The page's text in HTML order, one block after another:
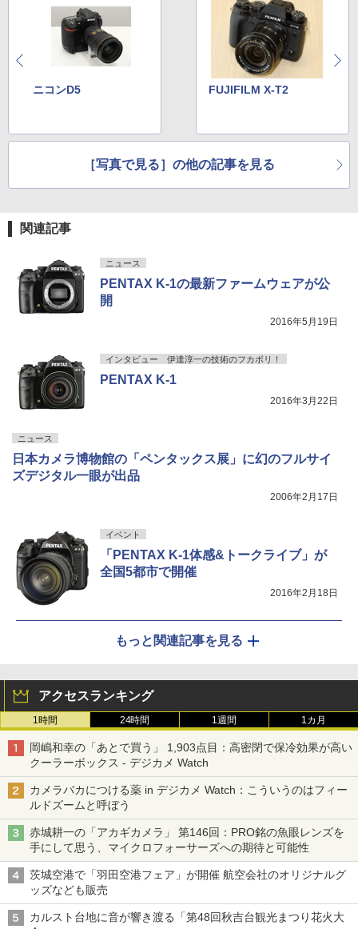
ニコンD5 FUJIFILM X-T2
［写真で見る］の他の記事を見る
関連記事
ニュース
PENTAX K-1の最新ファームウェアが公
開
2016年5月19日
インタビュー 伊達淳一の技術のフカボリ！
PENTAX K-1
2016年3月22日
ニュース
日本カメラ博物館の「ペンタックス展」に幻のフルサイ
ズデジタル一眼が出品
2006年2月17日
イベント
「PENTAX K-1体感&トークライブ」が
全国5都市で開催
2016年2月18日
もっと関連記事を見る
アクセスランキング
1時間 24時間 1週間 1カ月
岡嶋和幸の「あとで買う」 1,903点目：高密閉で保冷効果が高い
クーラーボックス - デジカメ Watch
カメラバカにつける薬 in デジカメ Watch：こういうのはフィー
ルドズームと呼ぼう
赤城耕一の「アカギカメラ」 第146回：PRO銘の魚眼レンズを
手にして思う、マイクロフォーサーズへの期待と可能性
茨城空港で「羽田空港フェア」が開催 航空会社のオリジナルグ
ッズなども販売
カルスト台地に音が響き渡る「第48回秋吉台観光まつり花火大